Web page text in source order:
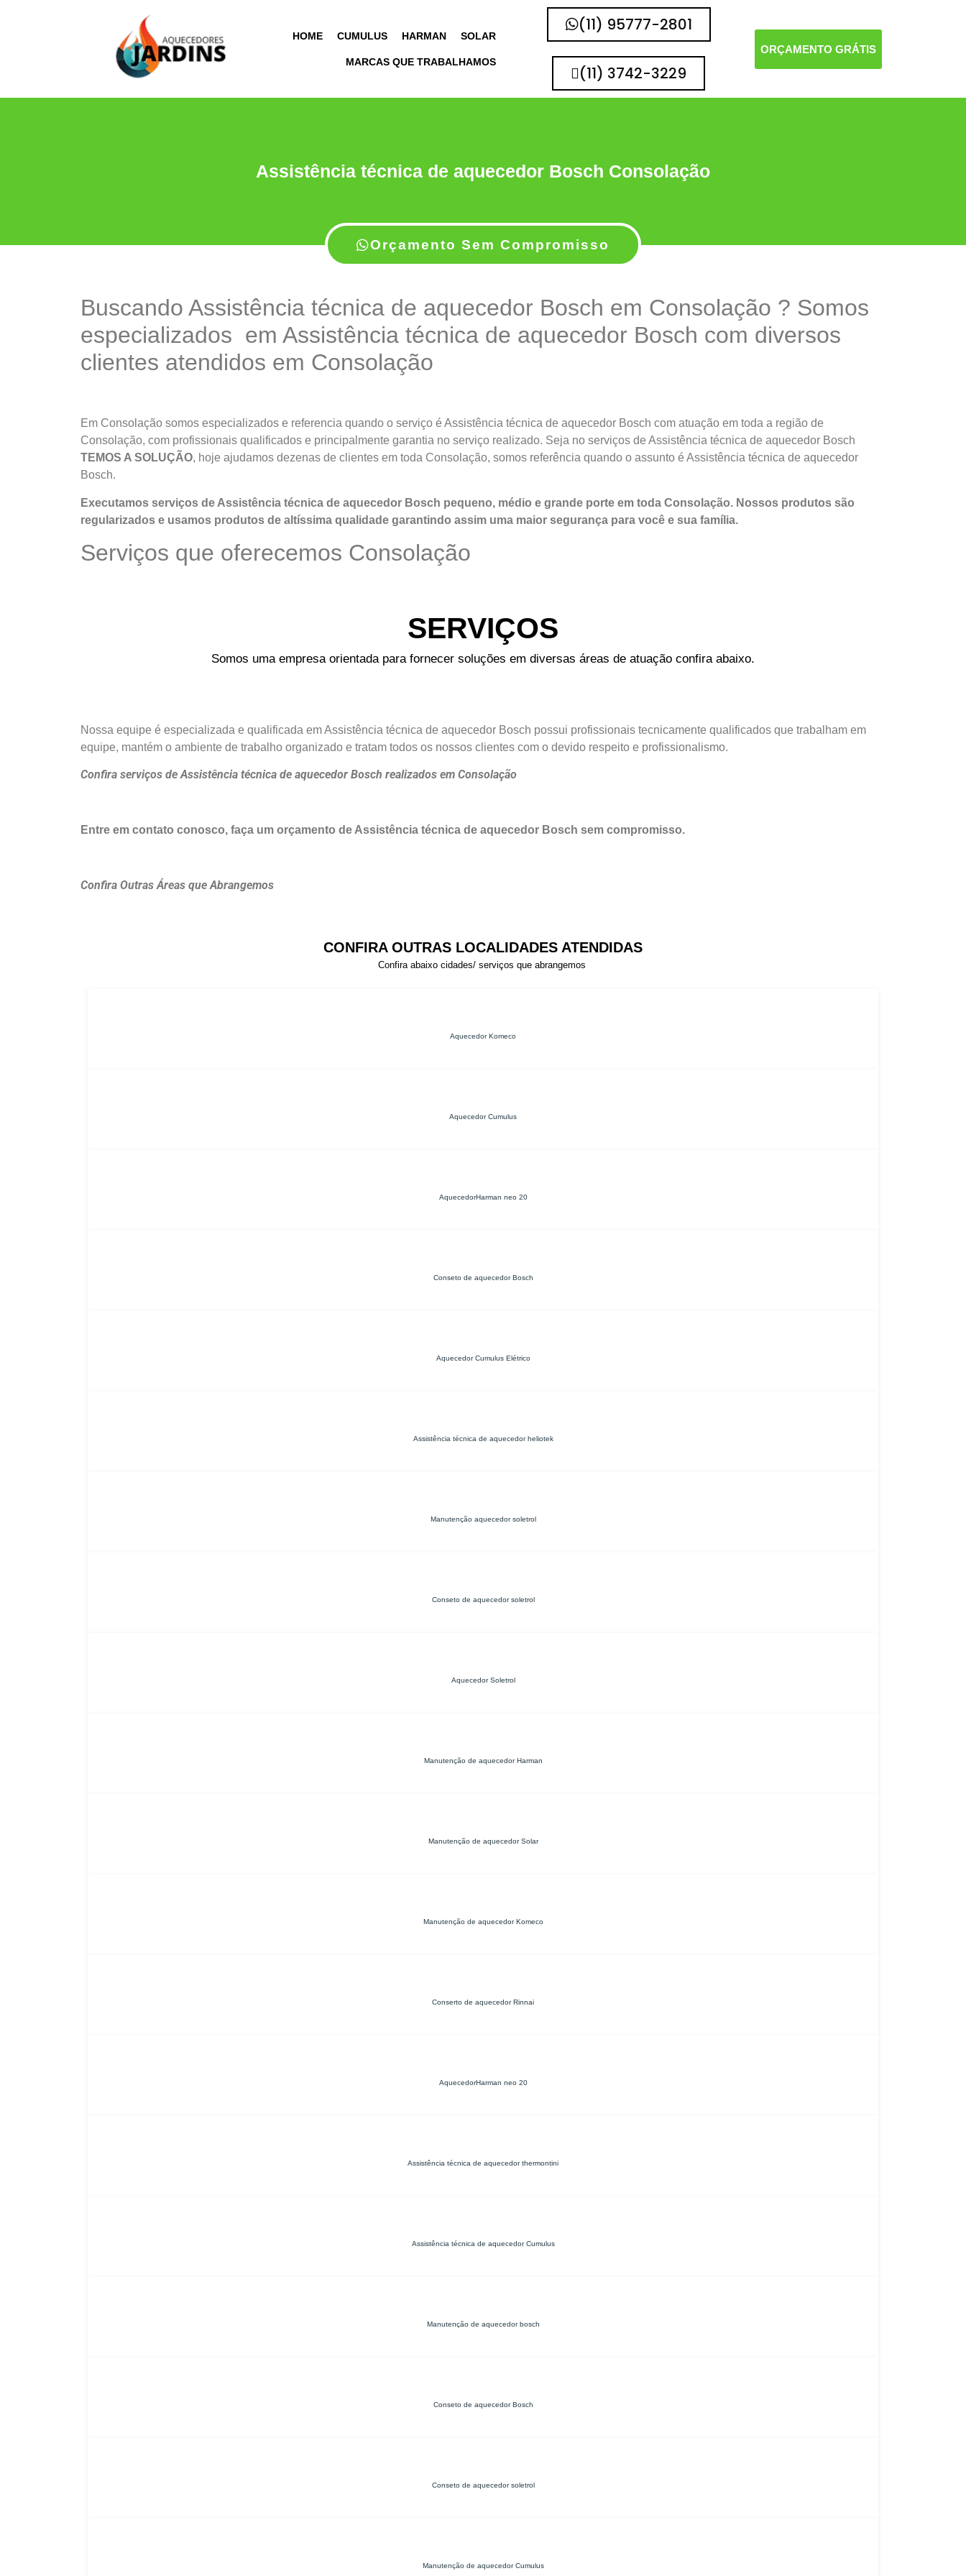
HOME CUMULUS HARMAN SOLAR
MARCAS QUE TRABALHAMOS
(11) 95777-2801
(11) 3742-3229
ORÇAMENTO GRÁTIS
Assistência técnica de aquecedor Bosch Consolação
Orçamento Sem Compromisso
Buscando Assistência técnica de aquecedor Bosch em Consolação ? Somos
especializados em Assistência técnica de aquecedor Bosch com diversos
clientes atendidos em Consolação
Em Consolação somos especializados e referencia quando o serviço é Assistência técnica de aquecedor Bosch com atuação em toda a região de
Consolação, com profissionais qualificados e principalmente garantia no serviço realizado. Seja no serviços de Assistência técnica de aquecedor Bosch
TEMOS A SOLUÇÃO, hoje ajudamos dezenas de clientes em toda Consolação, somos referência quando o assunto é Assistência técnica de aquecedor
Bosch.
Executamos serviços de Assistência técnica de aquecedor Bosch pequeno, médio e grande porte em toda Consolação. Nossos produtos são
regularizados e usamos produtos de altíssima qualidade garantindo assim uma maior segurança para você e sua família.
Serviços que oferecemos Consolação
SERVIÇOS
Somos uma empresa orientada para fornecer soluções em diversas áreas de atuação confira abaixo.
Nossa equipe é especializada e qualificada em Assistência técnica de aquecedor Bosch possui profissionais tecnicamente qualificados que trabalham em
equipe, mantém o ambiente de trabalho organizado e tratam todos os nossos clientes com o devido respeito e profissionalismo.
Confira serviços de Assistência técnica de aquecedor Bosch realizados em Consolação
Entre em contato conosco, faça um orçamento de Assistência técnica de aquecedor Bosch sem compromisso.
Confira Outras Áreas que Abrangemos
CONFIRA OUTRAS LOCALIDADES ATENDIDAS
Confira abaixo cidades/ serviços que abrangemos
Aquecedor Komeco
Aquecedor Cumulus
AquecedorHarman neo 20
Conseto de aquecedor Bosch
Aquecedor Cumulus Elétrico
Assistência técnica de aquecedor heliotek
Manutenção aquecedor soletrol
Conseto de aquecedor soletrol
Aquecedor Soletrol
Manutenção de aquecedor Harman
Manutenção de aquecedor Solar
Manutenção de aquecedor Komeco
Conserto de aquecedor Rinnai
AquecedorHarman neo 20
Assistência técnica de aquecedor thermontini
Assistência técnica de aquecedor Cumulus
Manutenção de aquecedor bosch
Conseto de aquecedor Bosch
Conseto de aquecedor soletrol
Manutenção de aquecedor Cumulus